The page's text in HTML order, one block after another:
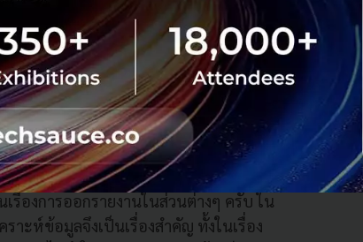
ให้ทีมงานนำไปใช้ ผมสามารถทำขึ้นมาใช้
รถติดตั้งทดลองเล่น เพื่อหาตัวที่เหมาะสม
BlogEngine.NET, Joomla, WordPress
เรื่องการออกรายงานในส่วนต่างๆ ครับ ใน
าะห์ข้อมูลจึงเป็นเรื่องสำคัญ ทั้งในเรื่อง